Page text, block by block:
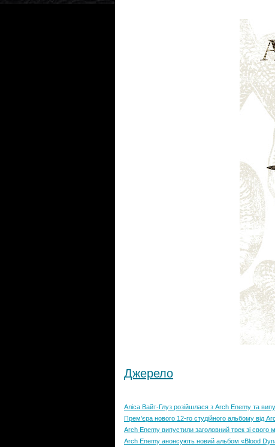
Джерело
Аліса Вайт-Глуз розійшлася з Arch Enemy та
Прем'єра нового 12-го студійного альбому від
Arch Enemy випустили заголовний трек зі свого
Arch Enemy анонсують новий альбом «Blood